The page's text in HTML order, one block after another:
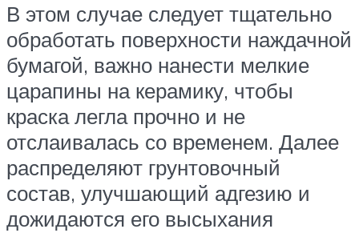
В этом случае следует тщательно
обработать поверхности наждачной
бумагой, важно нанести мелкие
царапины на керамику, чтобы
краска легла прочно и не
отслаивалась со временем. Далее
распределяют грунтовочный
состав, улучшающий адгезию и
дожидаются его высыхания